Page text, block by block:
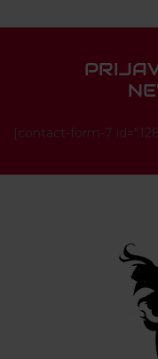
[contact-form-7